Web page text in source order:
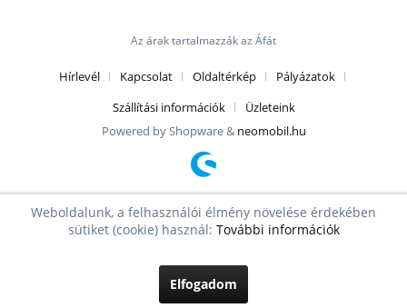
Az árak tartalmazzák az Áfát
Hírlevél Kapcsolat Oldaltérkép
Pályázatok
Szállítási információk
Üzleteink
Powered by Shopware & neomobil.hu
Weboldalunk, a felhasználói élmény növelése érdekében
sütiket (cookie) használ: További információk
Elfogadom